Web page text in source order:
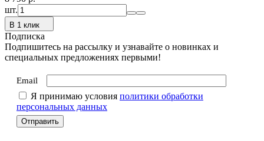
шт.
В 1 клик
Подписка
Подпишитесь на рассылку и узнавайте о новинках и
специальных предложениях первыми!
Email
Я принимаю условия политики обработки
персональных данных